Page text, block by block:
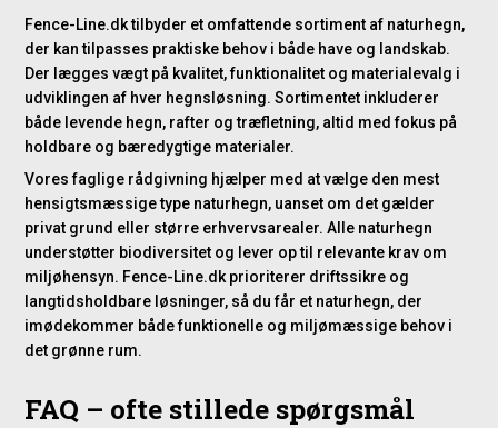
Fence-Line.dk tilbyder et omfattende sortiment af naturhegn,
der kan tilpasses praktiske behov i både have og landskab.
Der lægges vægt på kvalitet, funktionalitet og materialevalg i
udviklingen af hver hegnsløsning. Sortimentet inkluderer
både levende hegn, rafter og træfletning, altid med fokus på
holdbare og bæredygtige materialer.
Vores faglige rådgivning hjælper med at vælge den mest
hensigtsmæssige type naturhegn, uanset om det gælder
privat grund eller større erhvervsarealer. Alle naturhegn
understøtter biodiversitet og lever op til relevante krav om
miljøhensyn. Fence-Line.dk prioriterer driftssikre og
langtidsholdbare løsninger, så du får et naturhegn, der
imødekommer både funktionelle og miljømæssige behov i
det grønne rum.
FAQ – ofte stillede spørgsmål